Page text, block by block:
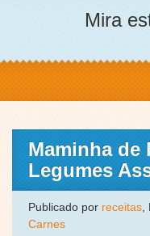
Mira
Maminha de
Legumes
Publicado por receitas,
Carnes